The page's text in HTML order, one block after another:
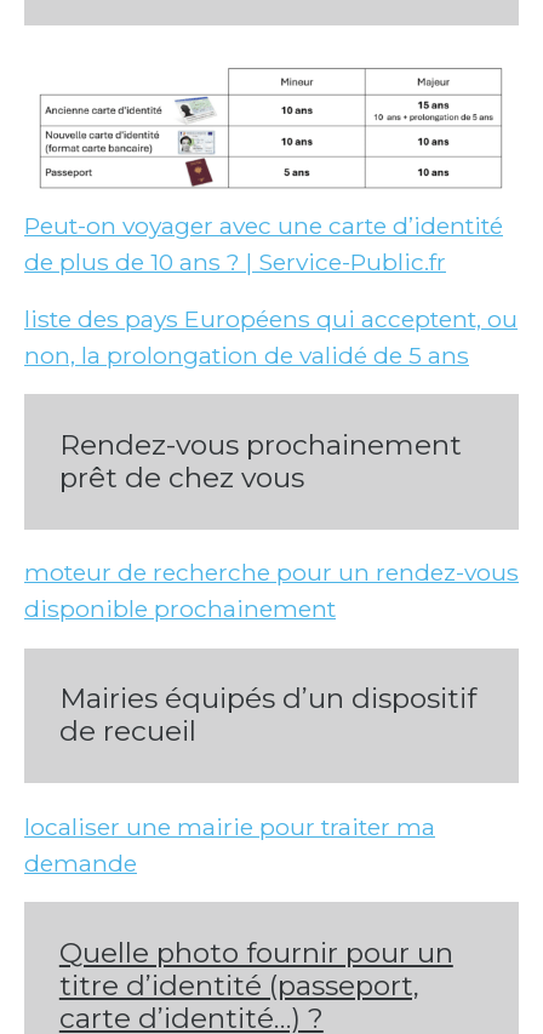
Peut-on voyager avec une carte d’identité
de plus de 10 ans ? | Service-Public.fr
liste des pays Européens qui acceptent, ou
non, la prolongation de validé de 5 ans
Rendez-vous prochainement
prêt de chez vous
moteur de recherche pour un rendez-vous
disponible prochainement
Mairies équipés d’un dispositif
de recueil
localiser une mairie pour traiter ma
demande
Quelle photo fournir pour un
titre d’identité (passeport,
carte d’identité…) ?